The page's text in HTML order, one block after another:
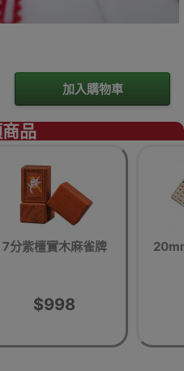
加入購物車
商品
7分紫檀實木麻雀牌
$998